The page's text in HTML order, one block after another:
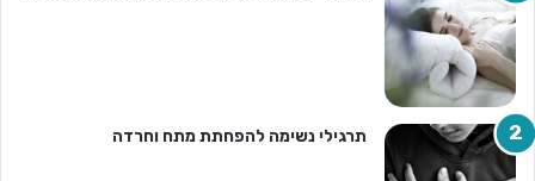
תרגילי נשימה להפחתת מתח וחרדה